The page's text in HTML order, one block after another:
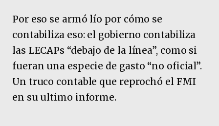
Por eso se armó lío por cómo se
contabiliza eso: el gobierno contabiliza
las LECAPs “debajo de la línea”, como si
fueran una especie de gasto “no oficial”.
Un truco contable que reprochó el FMI
en su ultimo informe.